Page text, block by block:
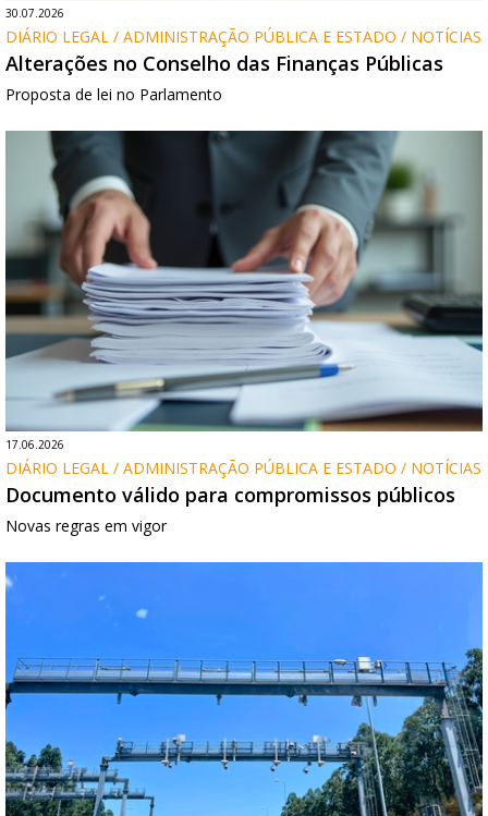
30.07.2026
DIÁRIO LEGAL / ADMINISTRAÇÃO PÚBLICA E ESTADO / NOTÍCIAS
Alterações no Conselho das Finanças Públicas
Proposta de lei no Parlamento
17.06.2026
DIÁRIO LEGAL / ADMINISTRAÇÃO PÚBLICA E ESTADO / NOTÍCIAS
Documento válido para compromissos públicos
Novas regras em vigor